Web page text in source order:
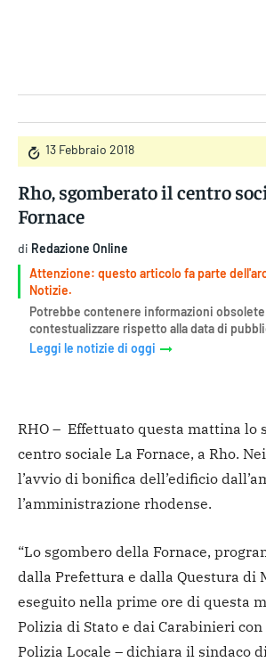
13 Febbraio 2018
Rho, sgomberato il centro
Fornace
di Redazione Online
Attenzione: questo articolo fa parte
Notizie.
Potrebbe contenere informazioni
contestualizzare rispetto alla data di
Leggi le notizie di oggi
RHO – Effettuato questa mattina lo
centro sociale La Fornace, a Rho.
l’avvio di bonifica dell’edificio
l’amministrazione rhodense.
“Lo sgombero della Fornace,
dalla Prefettura e dalla Questura di
eseguito nella prime ore di questa
Polizia di Stato e dai Carabinieri con
Polizia Locale – dichiara il sindaco